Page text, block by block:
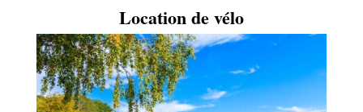
Location de vélo